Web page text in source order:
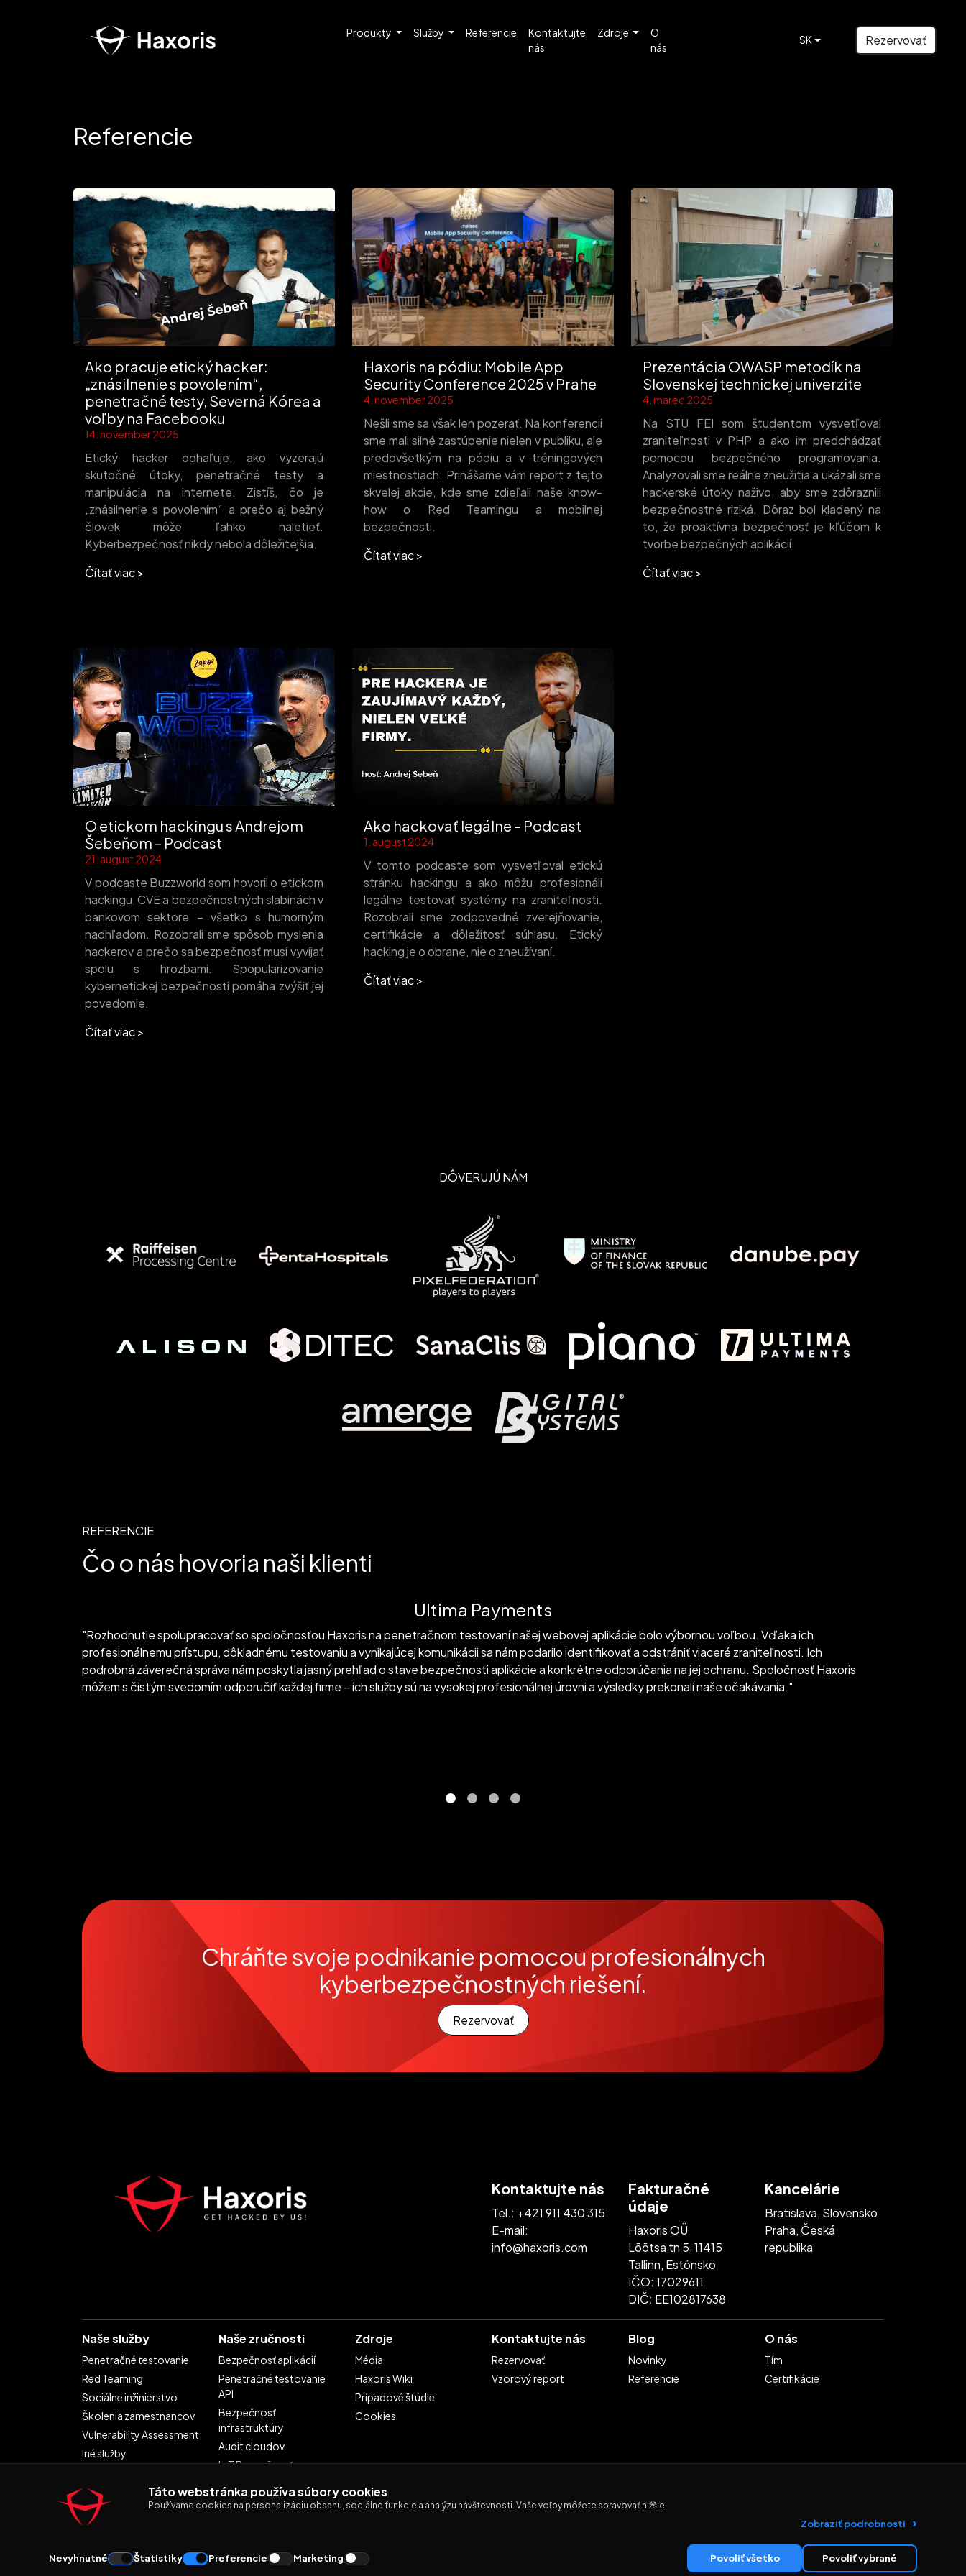
Produkty Služby Referencie
Kontaktujte
nás
Zdroje
O
nás
SK Rezervovať
Referencie
Ako pracuje etický hacker:
„znásilnenie s povolením“,
penetračné testy, Severná Kórea a
voľby na Facebooku
14. november 2025
Etický hacker odhaľuje, ako vyzerajú
skutočné útoky, penetračné testy a
manipulácia na internete. Zistíš, čo je
„znásilnenie s povolením“ a prečo aj bežný
človek môže ľahko naletieť.
Kyberbezpečnosť nikdy nebola dôležitejšia.
Čítať viac >
Haxoris na pódiu: Mobile App
Security Conference 2025 v Prahe
4. november 2025
Nešli sme sa však len pozerať. Na konferencii
sme mali silné zastúpenie nielen v publiku, ale
predovšetkým na pódiu a v tréningových
miestnostiach. Prinášame vám report z tejto
skvelej akcie, kde sme zdieľali naše know-
how o Red Teamingu a mobilnej
bezpečnosti.
Čítať viac >
Prezentácia OWASP metodík na
Slovenskej technickej univerzite
4. marec 2025
Na STU FEI som študentom vysvetľoval
zraniteľnosti v PHP a ako im predchádzať
pomocou bezpečného programovania.
Analyzovali sme reálne zneužitia a ukázali sme
hackerské útoky naživo, aby sme zdôraznili
bezpečnostné riziká. Dôraz bol kladený na
to, že proaktívna bezpečnosť je kľúčom k
tvorbe bezpečných aplikácií.
Čítať viac >
O etickom hackingu s Andrejom
Šebeňom – Podcast
21. august 2024
V podcaste Buzzworld som hovoril o etickom
hackingu, CVE a bezpečnostných slabinách v
bankovom sektore – všetko s humorným
nadhľadom. Rozobrali sme spôsob myslenia
hackerov a prečo sa bezpečnosť musí vyvíjať
spolu s hrozbami. Spopularizovanie
kybernetickej bezpečnosti pomáha zvýšiť jej
povedomie.
Čítať viac >
Ako hackovať legálne – Podcast
1. august 2024
V tomto podcaste som vysvetľoval etickú
stránku hackingu a ako môžu profesionáli
legálne testovať systémy na zraniteľnosti.
Rozobrali sme zodpovedné zverejňovanie,
certifikácie a dôležitosť súhlasu. Etický
hacking je o obrane, nie o zneužívaní.
Čítať viac >
DÔVERUJÚ NÁM
REFERENCIE
Čo o nás hovoria naši klienti
Ultima Payments
"Rozhodnutie spolupracovať so spoločnosťou Haxoris na penetračnom testovaní našej webovej aplikácie bolo výbornou voľbou. Vďaka ich
profesionálnemu prístupu, dôkladnému testovaniu a vynikajúcej komunikácii sa nám podarilo identifikovať a odstrániť viaceré zraniteľnosti. Ich
podrobná záverečná správa nám poskytla jasný prehľad o stave bezpečnosti aplikácie a konkrétne odporúčania na jej ochranu. Spoločnosť Haxoris
môžem s čistým svedomím odporučiť každej firme – ich služby sú na vysokej profesionálnej úrovni a výsledky prekonali naše očakávania."
Chráňte svoje podnikanie pomocou profesionálnych
kyberbezpečnostných riešení.
Rezervovať
Kontaktujte nás
Tel.: +421 911 430 315
E-mail:
info@haxoris.com
Fakturačné
údaje
Haxoris OÜ
Lõõtsa tn 5, 11415
Tallinn, Estónsko
IČO: 17029611
DIČ: EE102817638
Kancelárie
Bratislava, Slovensko
Praha, Česká
republika
Naše služby
Penetračné testovanie
Red Teaming
Sociálne inžinierstvo
Školenia zamestnancov
Vulnerability Assessment
Iné služby
Naše zručnosti
Bezpečnosť aplikácií
Penetračné testovanie
API
Bezpečnosť
infrastruktúry
Audit cloudov
IoT Bezpečnosť
Zdroje
Média
Haxoris Wiki
Prípadové štúdie
Cookies
Kontaktujte nás
Rezervovať
Vzorový report
Blog
Novinky
Referencie
O nás
Tím
Certifikácie
© 2026 Haxoris. Všetky práva vyhradené. Zásady ochrany osobných údajov
Táto webstránka používa súbory cookies
Používame cookies na personalizáciu obsahu, sociálne funkcie a analýzu návštevnosti. Vaše voľby môžete spravovať nižšie.
Zobraziť podrobnosti
Nevyhnutné Štatistiky Preferencie Marketing Povoliť všetko Povoliť vybrané